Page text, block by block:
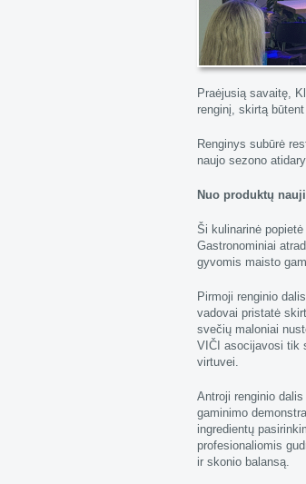
Praėjusią savaitę,
renginį, skirtą
Renginys subūrė
naujo sezono
Nuo produktų
Ši kulinarinė
Gastronominiai
gyvomis maisto
Pirmoji renginio
vadovai pristatė
svečių maloniai
VIČI asocijavosi tik
virtuvei.
Antroji renginio
gaminimo
ingredientų
profesionaliomis
ir skonio balansą.